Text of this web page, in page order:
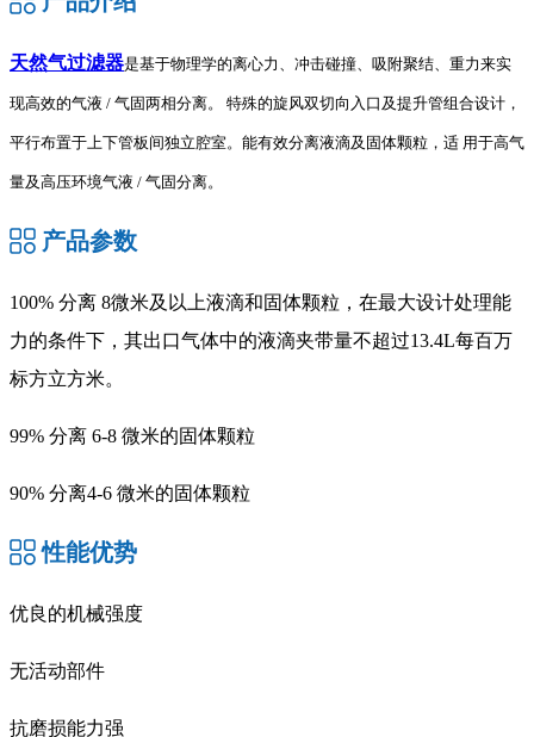
天然气过滤器是基于物理学的离心力、冲击碰撞、吸附聚结、重力来实
现高效的气液 / 气固两相分离。 特殊的旋风双切向入口及提升管组合设计，
平行布置于上下管板间独立腔室。能有效分离液滴及固体颗粒，适 用于高气
量及高压环境气液 / 气固分离。
产品参数
100% 分离 8微米及以上液滴和固体颗粒，在最大设计处理能
力的条件下，其出口气体中的液滴夹带量不超过13.4L每百万
标方立方米。
99% 分离 6-8 微米的固体颗粒
90% 分离4-6 微米的固体颗粒
性能优势
优良的机械强度
无活动部件
抗磨损能力强